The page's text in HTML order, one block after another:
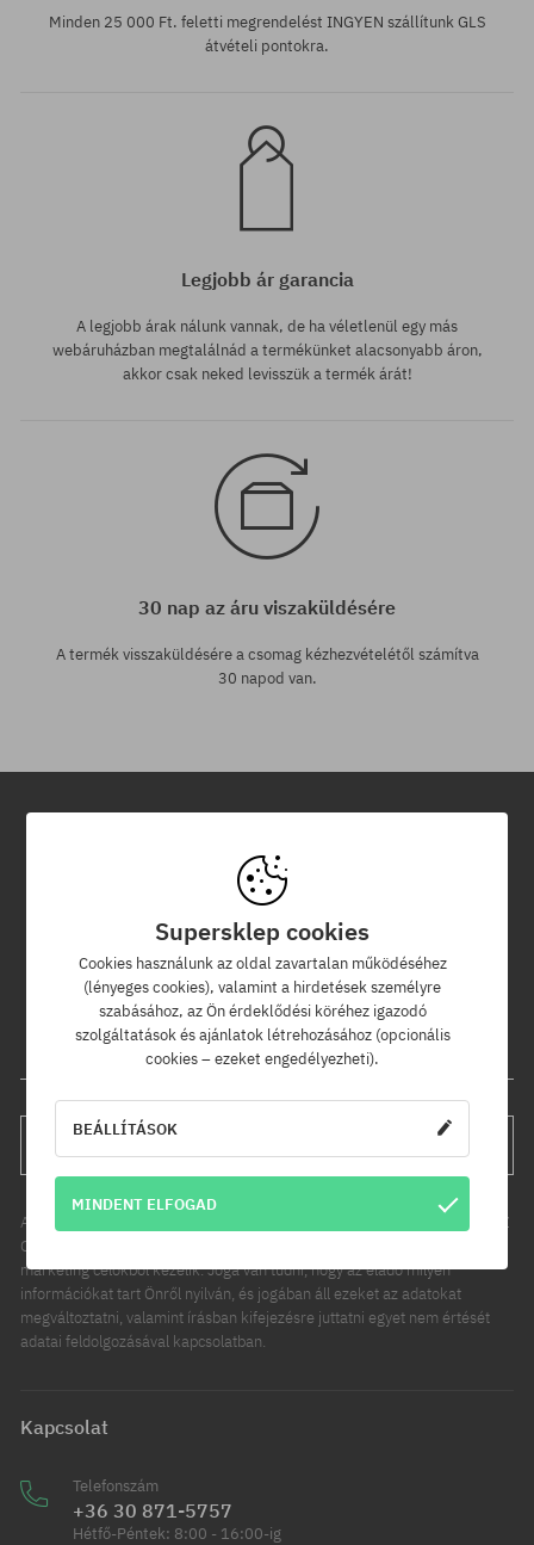
Minden 25 000 Ft. feletti megrendelést INGYEN szállítunk GLS
átvételi pontokra.
Legjobb ár garancia
A legjobb árak nálunk vannak, de ha véletlenül egy más
webáruházban megtalálnád a termékünket alacsonyabb áron,
akkor csak neked levisszük a termék árát!
30 nap az áru viszaküldésére
A termék visszaküldésére a csomag kézhezvételétől számítva
30 napod van.
Hírlevél
Iratkozz fel hírlevelünkre és értesülj az elsők között új termékeinkről
és kedvezményeinkről!
Ráadásul kapsz egy -5% kedvezménykódot az egész
rendelésedre!
Az Ön személyes adatainak kezelője a COOL SPORT DISTRIBUTION SP Z
O O, székhelye: Modlniczka, ul. Handlowców 2. Személyes adatait
marketing célokból kezelik. Joga van tudni, hogy az eladó milyen
információkat tart Önről nyilván, és jogában áll ezeket az adatokat
megváltoztatni, valamint írásban kifejezésre juttatni egyet nem értését
adatai feldolgozásával kapcsolatban.
Kapcsolat
Telefonszám
+36 30 871-5757
Hétfő-Péntek: 8:00 - 16:00-ig
Supersklep cookies
Cookies használunk az oldal zavartalan működéséhez
(lényeges cookies), valamint a hirdetések személyre
szabásához, az Ön érdeklődési köréhez igazodó
szolgáltatások és ajánlatok létrehozásához (opcionális
cookies – ezeket engedélyezheti).
BEÁLLÍTÁSOK
MINDENT ELFOGAD